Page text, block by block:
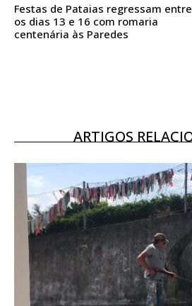
Ofertas para assinatura anual
Festas de Pataias regressam entre
os dias 13 e 16 com romaria
centenária às Paredes
ARTIGOS